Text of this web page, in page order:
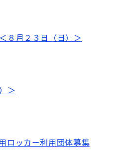
８月２３日（日）＞
＞
ロッカー利用団体募集